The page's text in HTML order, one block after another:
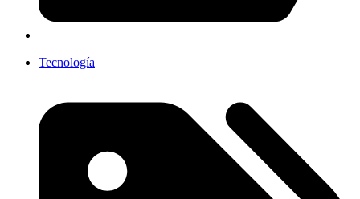
Tecnología